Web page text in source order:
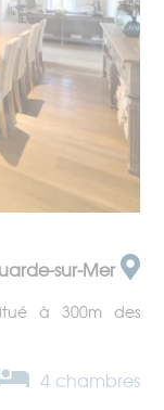
sur-Mer
à 300m des
4 chambres